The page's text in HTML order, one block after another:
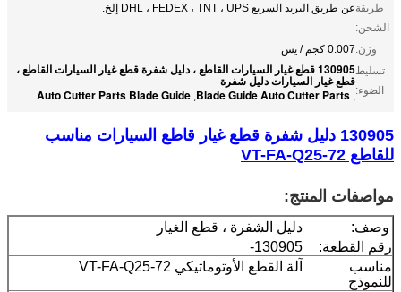
طريقة
الشحن:
عن طريق البريد السريع DHL ، FEDEX ، TNT ، UPS إلخ.
وزن:0.007 كجم / يس
تسليط
الضوء:
130905 قطع غيار السيارات القاطع ، دليل شفرة قطع غيار السيارات القاطع ،
قطع غيار السيارات دليل شفرة
,
Blade Guide Auto Cutter Parts
,
Auto Cutter Parts Blade Guide
130905 دليل شفرة قطع غيار قاطع السيارات مناسب
للقاطع VT-FA-Q25-72
مواصفات المنتج:
وصف:
دليل الشفرة ، قطع الغيار
رقم القطعة:
130905-
مناسب
للنموذج
آلة القطع الأوتوماتيكي VT-FA-Q25-72